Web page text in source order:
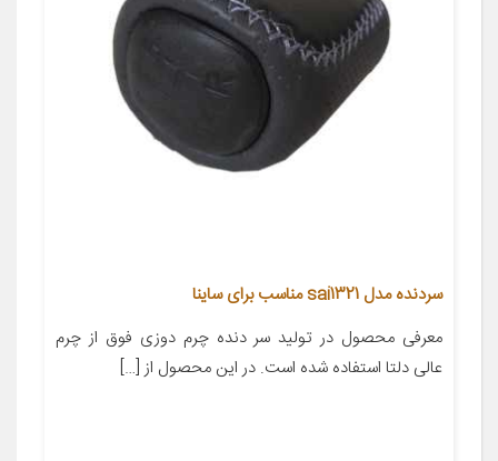
سردنده مدل sai1321 مناسب برای ساینا
معرفی محصول در تولید سر دنده چرم دوزی فوق از چرم
عالی دلتا استفاده شده است. در این محصول از […]